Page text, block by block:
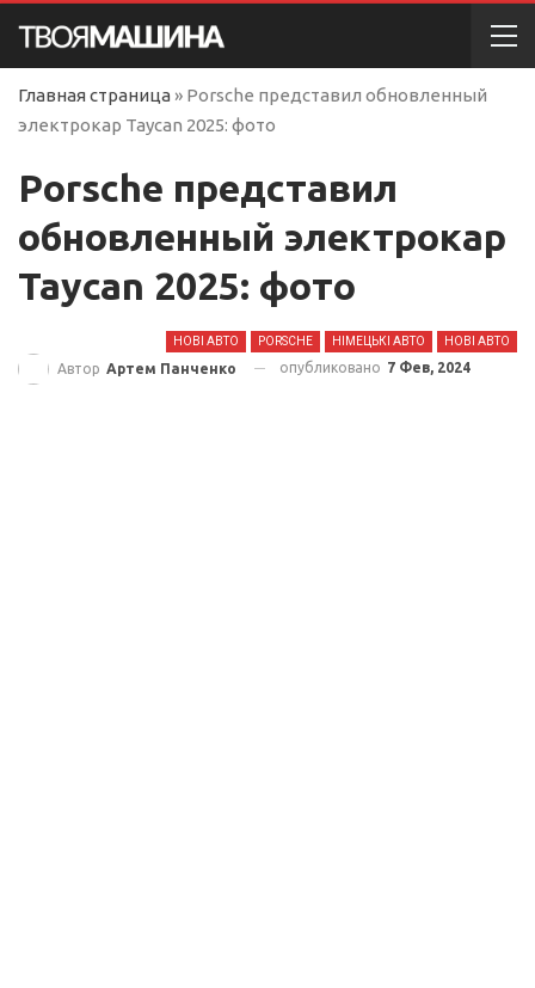
Главная страница » Porsche представил обновленный
электрокар Taycan 2025: фото
Porsche представил
обновленный электрокар
Taycan 2025: фото
НОВІ АВТО PORSCHE НІМЕЦЬКІ АВТО НОВІ АВТО
Автор Артем Панченко опубликовано 7 Фев, 2024